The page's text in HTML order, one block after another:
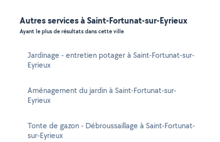
Autres services à Saint-Fortunat-sur-Eyrieux
Ayant le plus de résultats dans cette ville
Jardinage - entretien potager à Saint-Fortunat-sur-
Eyrieux
Aménagement du jardin à Saint-Fortunat-sur-
Eyrieux
Tonte de gazon - Débroussaillage à Saint-Fortunat-
sur-Eyrieux